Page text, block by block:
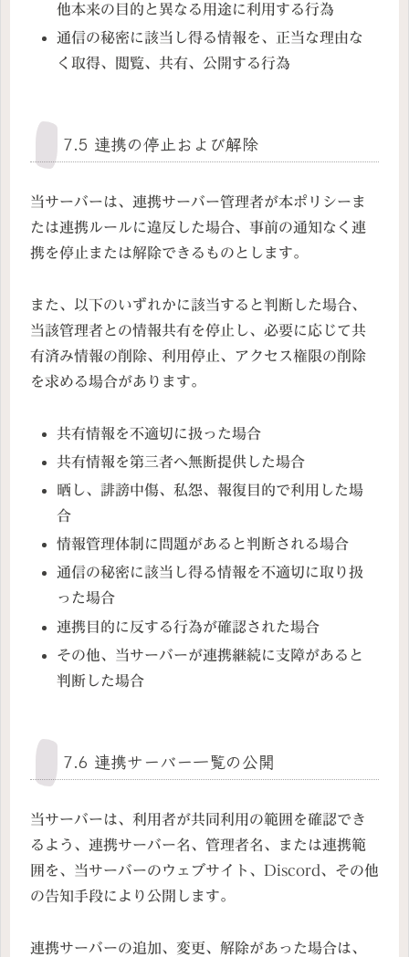
他本来の目的と異なる用途に利用する行為
通信の秘密に該当し得る情報を、正当な理由な
く取得、閲覧、共有、公開する行為
7.5 連携の停止および解除
当サーバーは、連携サーバー管理者が本ポリシーま
たは連携ルールに違反した場合、事前の通知なく連
携を停止または解除できるものとします。
また、以下のいずれかに該当すると判断した場合、
当該管理者との情報共有を停止し、必要に応じて共
有済み情報の削除、利用停止、アクセス権限の削除
を求める場合があります。
共有情報を不適切に扱った場合
共有情報を第三者へ無断提供した場合
晒し、誹謗中傷、私怨、報復目的で利用した場
合
情報管理体制に問題があると判断される場合
通信の秘密に該当し得る情報を不適切に取り扱
った場合
連携目的に反する行為が確認された場合
その他、当サーバーが連携継続に支障があると
判断した場合
7.6 連携サーバー一覧の公開
当サーバーは、利用者が共同利用の範囲を確認でき
るよう、連携サーバー名、管理者名、または連携範
囲を、当サーバーのウェブサイト、Discord、その他
の告知手段により公開します。
連携サーバーの追加、変更、解除があった場合は、